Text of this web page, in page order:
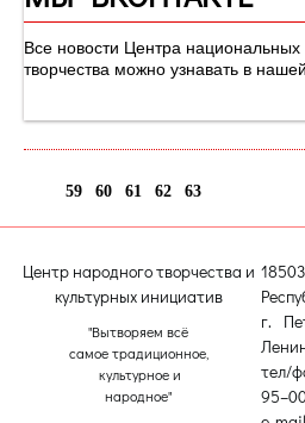
Все новости Центра национальных
творчества можно узнавать в
59 60 61 62 63
Центр народного творчества и
культурных инициатив
"Вытворяем всё
самое традиционное,
культурное и
народное"
г.
тел/